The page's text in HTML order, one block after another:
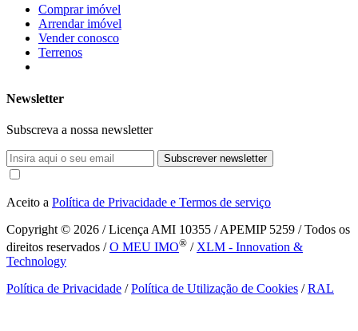
Comprar imóvel
Arrendar imóvel
Vender conosco
Terrenos
Newsletter
Subscreva a nossa newsletter
Subscrever newsletter
Aceito a Política de Privacidade e Termos de serviço
Copyright © 2026 / Licença AMI 10355 / APEMIP 5259 / Todos os
direitos reservados /O MEU IMO® / XLM - Innovation &
Technology
Política de Privacidade /Política de Utilização de Cookies /RAL